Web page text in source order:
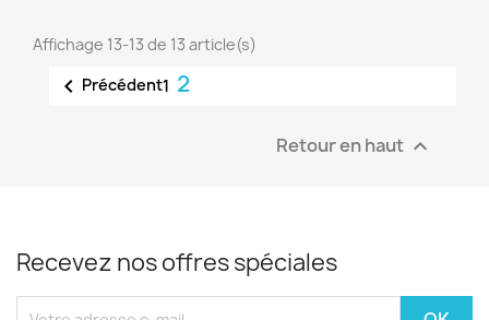
Affichage 13-13 de 13 article(s)
 Précédent1 2
Retour en haut 
Recevez nos offres spéciales